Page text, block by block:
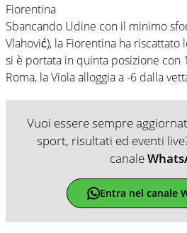
Fiorentina
Sbancando Udine con il minimo
Vlahović), la Fiorentina ha riscattato
si è portata in quinta posizione con
Roma, la Viola alloggia a -6 dalla
Vuoi essere sempre
sport, risultati ed eventi
canale
Entra nel canale